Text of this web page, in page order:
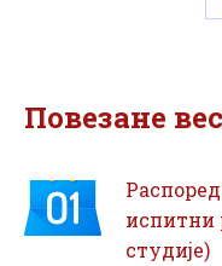
Повезане
испитни
студије)